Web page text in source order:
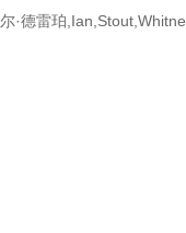
·德雷珀,Ian,Stout,Whitne